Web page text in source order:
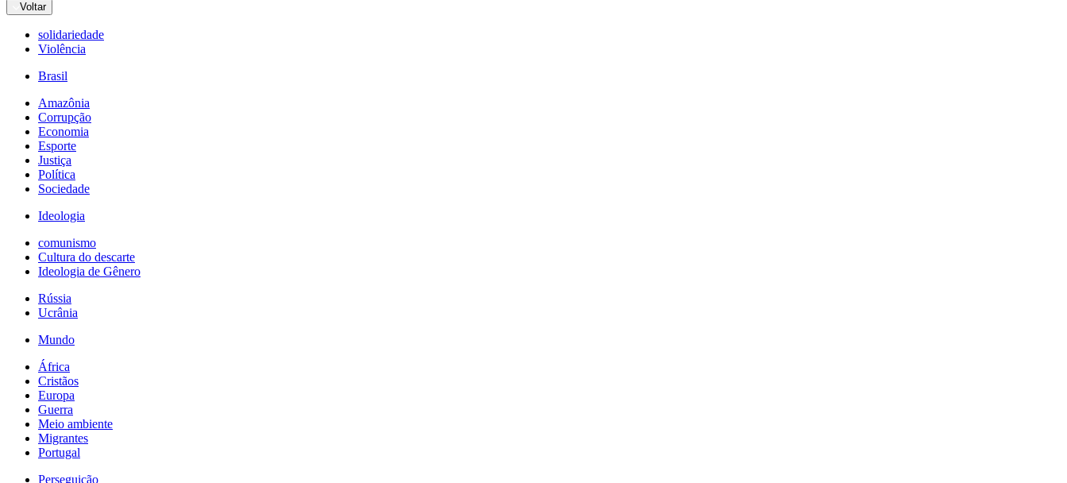
Voltar
solidariedade
Violência
Brasil
Amazônia
Corrupção
Economia
Esporte
Justiça
Política
Sociedade
Ideologia
comunismo
Cultura do descarte
Ideologia de Gênero
Rússia
Ucrânia
Mundo
África
Cristãos
Europa
Guerra
Meio ambiente
Migrantes
Portugal
Perseguição